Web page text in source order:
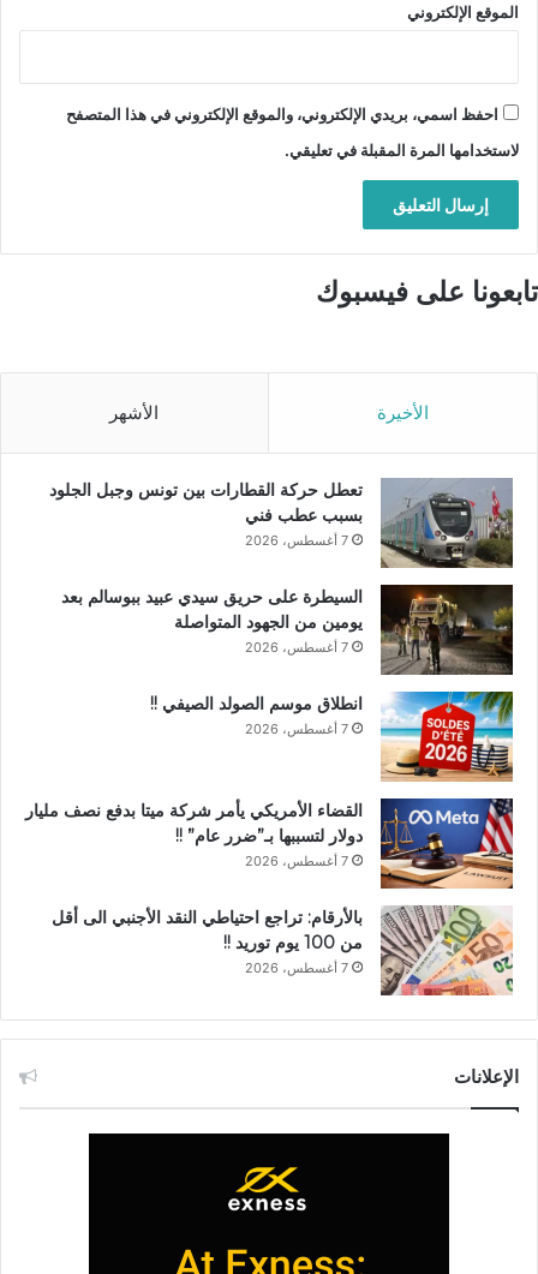
الموقع الإلكتروني
احفظ اسمي، بريدي الإلكتروني، والموقع الإلكتروني في هذا المتصفح
لاستخدامها المرة المقبلة في تعليقي.
تابعونا على فيسبوك
الأخيرة الأشهر
تعطل حركة القطارات بين تونس وجبل الجلود
بسبب عطب فني
7 أغسطس، 2026
السيطرة على حريق سيدي عبيد ببوسالم بعد
يومين من الجهود المتواصلة
7 أغسطس، 2026
انطلاق موسم الصولد الصيفي !!
7 أغسطس، 2026
القضاء الأمريكي يأمر شركة ميتا بدفع نصف مليار
دولار لتسببها بـ”ضرر عام” !!
7 أغسطس، 2026
بالأرقام: تراجع احتياطي النقد الأجنبي الى أقل
من 100 يوم توريد !!
7 أغسطس، 2026
الإعلانات